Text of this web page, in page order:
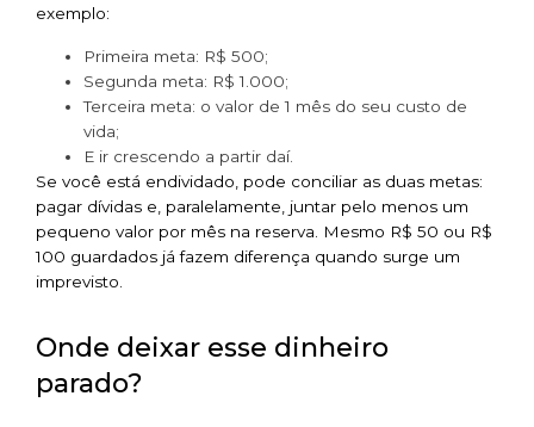
exemplo:
Primeira meta: R$ 500;
Segunda meta: R$ 1.000;
Terceira meta: o valor de 1 mês do seu custo de
vida;
E ir crescendo a partir daí.
Se você está endividado, pode conciliar as duas metas:
pagar dívidas e, paralelamente, juntar pelo menos um
pequeno valor por mês na reserva. Mesmo R$ 50 ou R$
100 guardados já fazem diferença quando surge um
imprevisto.
Onde deixar esse dinheiro
parado?